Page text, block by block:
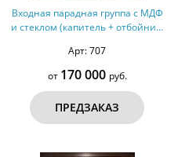
Входная парадная группа с МДФ
и стеклом (капитель + отбойник)
Арт: 707
от 170 000 руб.
ПРЕДЗАКАЗ